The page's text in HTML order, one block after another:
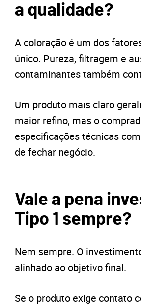
a qualidade?
A coloração é um dos
único. Pureza, filtragem e
contaminantes também
Um produto mais claro
maior refino, mas o
especificações técnicas
de fechar negócio.
Vale a pena
Tipo 1 sempre?
Nem sempre. O
alinhado ao objetivo final.
Se o produto exige contato